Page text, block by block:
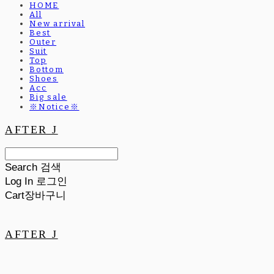
HOME
All
New arrival
Best
Outer
Suit
Top
Bottom
Shoes
Acc
Big sale
※Notice※
AFTER J
Search 검색
Log In 로그인
Cart장바구니
AFTER J